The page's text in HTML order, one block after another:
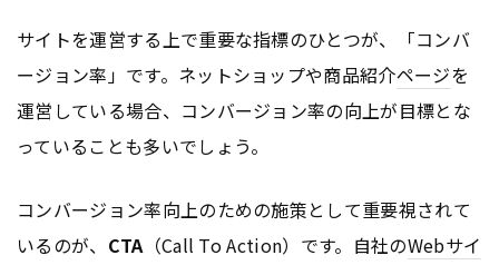
サイトを運営する上で重要な指標のひとつが、「コンバ
ージョン率」です。ネットショップや商品紹介ページを
運営している場合、コンバージョン率の向上が目標とな
っていることも多いでしょう。
コンバージョン率向上のための施策として重要視されて
いるのが、 CTA（Call To Action）です。自社のWebサイ